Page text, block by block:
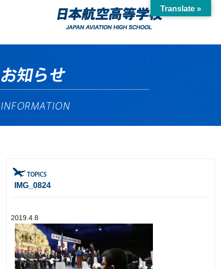
IMG_0824
2019.4.8
Translate »